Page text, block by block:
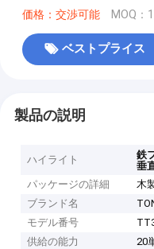
価格：交渉可能 MOQ：
ベストプライス
製品の説明
ハイライト 鉄
垂
パッケージの詳細
木
ブランド名
モデル番号
供給の能力
20